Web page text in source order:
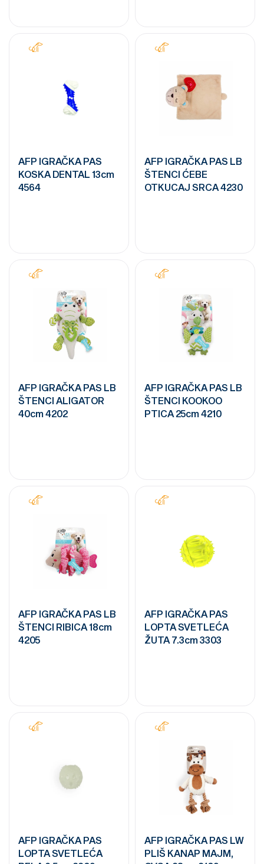
AFP IGRAČKA PAS
KOSKA DENTAL 13cm
4564
AFP IGRAČKA PAS LB
ŠTENCI ĆEBE
OTKUCAJ SRCA 4230
AFP IGRAČKA PAS LB
ŠTENCI ALIGATOR
40cm 4202
AFP IGRAČKA PAS LB
ŠTENCI KOOKOO
PTICA 25cm 4210
AFP IGRAČKA PAS LB
ŠTENCI RIBICA 18cm
4205
AFP IGRAČKA PAS
LOPTA SVETLEĆA
ŽUTA 7.3cm 3303
AFP IGRAČKA PAS
LOPTA SVETLEĆA
AFP IGRAČKA PAS LW
PLIŠ KANAP MAJM,